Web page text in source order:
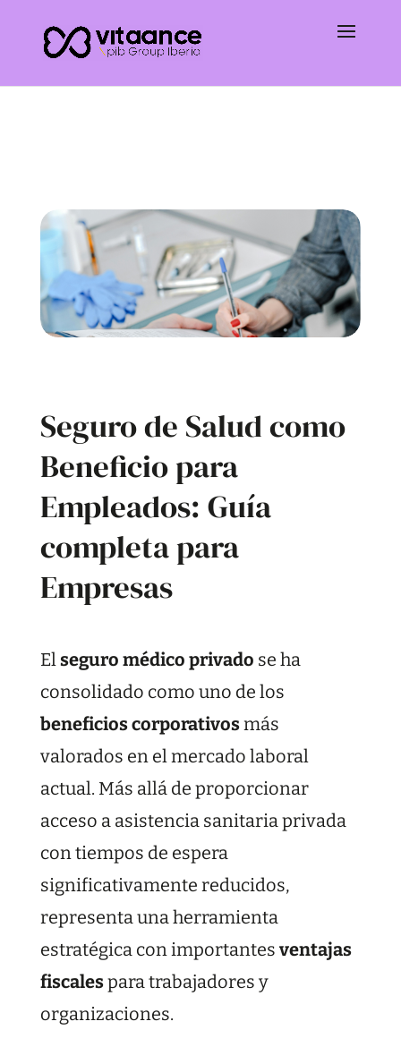
Seguro de Salud como
Beneficio para
Empleados: Guía
completa para
Empresas
El seguro médico privado se ha
consolidado como uno de los
beneficios corporativosmás
valorados en el mercado laboral
actual. Más allá de proporcionar
acceso a asistencia sanitaria privada
con tiempos de espera
significativamente reducidos,
representa una herramienta
estratégica con importantes ventajas
fiscalespara trabajadores y
organizaciones.